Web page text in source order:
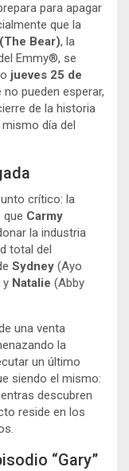
para apagar
que la
(The Bear), la
Emmy®, se
jueves 25 de
pueden esperar,
de la historia
día del
crítico: la
que Carmy
la industria
total del
Sydney (Ayo
y Natalie (Abby
una venta
la
un último
siendo el mismo:
descubren
reside en los
“Gary”